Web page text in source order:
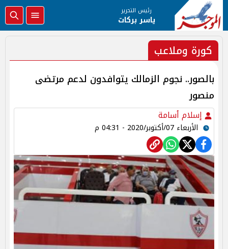
رئيس التحرير
ياسر بركات
كورة وملاعب
بالصور.. نجوم الزمالك يتوافدون لدعم مرتضى
منصور
إسلام أسامة
الأربعاء 07/أكتوبر/2020 - 04:31 م